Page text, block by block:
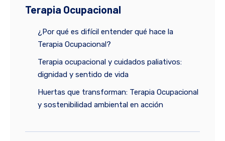
Terapia Ocupacional
¿Por qué es difícil entender qué hace la
Terapia Ocupacional?
Terapia ocupacional y cuidados paliativos:
dignidad y sentido de vida
Huertas que transforman: Terapia Ocupacional
y sostenibilidad ambiental en acción